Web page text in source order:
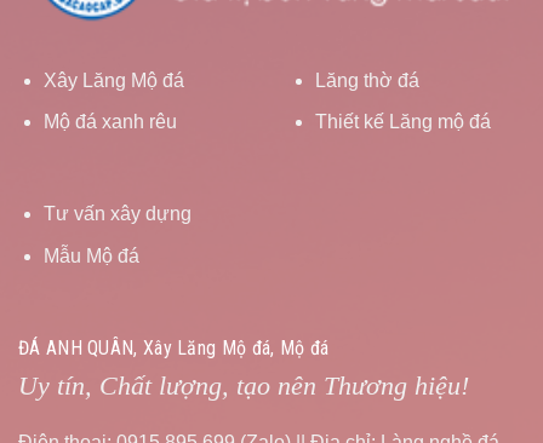
Xây Lăng Mộ đá
Mộ đá xanh rêu
Lăng thờ đá
Thiết kế Lăng mộ đá
Tư vấn xây dựng
Mẫu Mộ đá
ĐÁ ANH QUÂN, Xây Lăng Mộ đá, Mộ đá
Uy tín, Chất lượng, tạo nên Thương hiệu!